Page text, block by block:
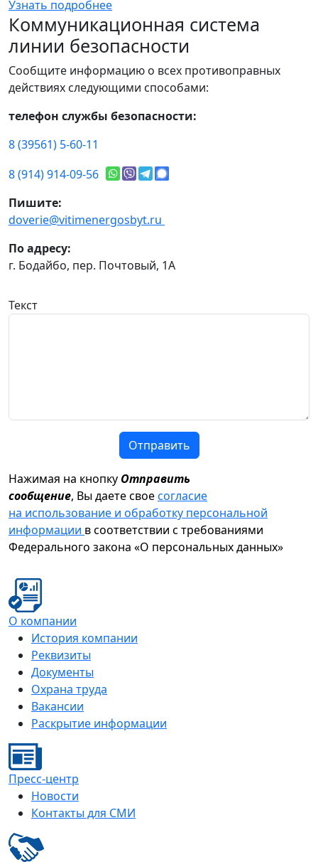
Узнать подробнее
Коммуникационная система
линии безопасности
Сообщите информацию о всех противоправных
действиях следующими способами:
телефон службы безопасности:
8 (39561) 5-60-11
8 (914) 914-09-56
Пишите:
doverie@vitimenergosbyt.ru
По адресу:
г. Бодайбо, пер. Почтовый, 1А
Текст
Отправить
Нажимая на кнопку Отправить
сообщение, Вы даете своесогласие
на использование и обработку персональной
информации в соответствии с требованиями
Федерального закона «О персональных данных»
О компании
История компании
Реквизиты
Документы
Охрана труда
Вакансии
Раскрытие информации
Пресс-центр
Новости
Контакты для СМИ